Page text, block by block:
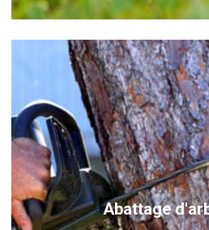
Abattage